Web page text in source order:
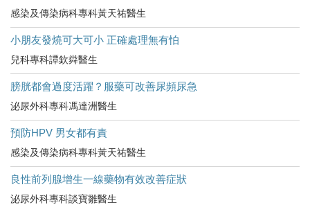
感染及傳染病科專科黃天祐醫生
小朋友發燒可大可小 正確處理無有怕
兒科專科譚欽粦醫生
膀胱都會過度活躍？服藥可改善尿頻尿急
泌尿外科專科馮達洲醫生
預防HPV 男女都有責
感染及傳染病科專科黃天祐醫生
良性前列腺增生一線藥物有效改善症狀
泌尿外科專科談寶雛醫生